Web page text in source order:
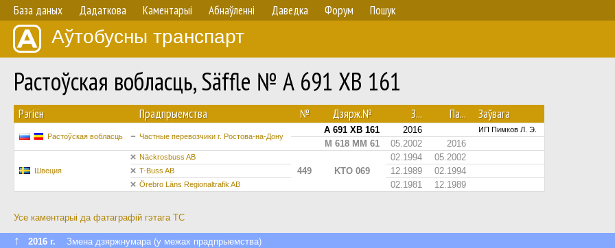
База даных Дадаткова Каментарыі Абнаўленнi Даведка Форум Пошук
Аўтобусны транспарт
Растоўская вобласць, Säffle № А 691 ХВ 161
Рэгіён Прадпрыемства № Дзярж.№ З... Па... Заўвага
Растоўская вобласць Частные перевозчики г. Ростова-на-Дону
А 691 ХВ 161 2016 ИП Пимков Л. Э.
М 618 ММ 61 05.2002 2016
Швеция
Näckrosbuss AB
449 KTO 069
02.1994 05.2002
T-Buss AB 12.1989 02.1994
Örebro Läns Regionaltrafik AB 02.1981 12.1989
Усе каментарыі да фатаграфій гэтага ТС
↑ 2016 г. Змена дзяржнумара (у межах прадпрыемства)